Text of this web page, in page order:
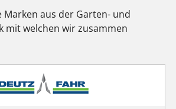
Marken aus der Garten- und
mit welchen wir zusammen